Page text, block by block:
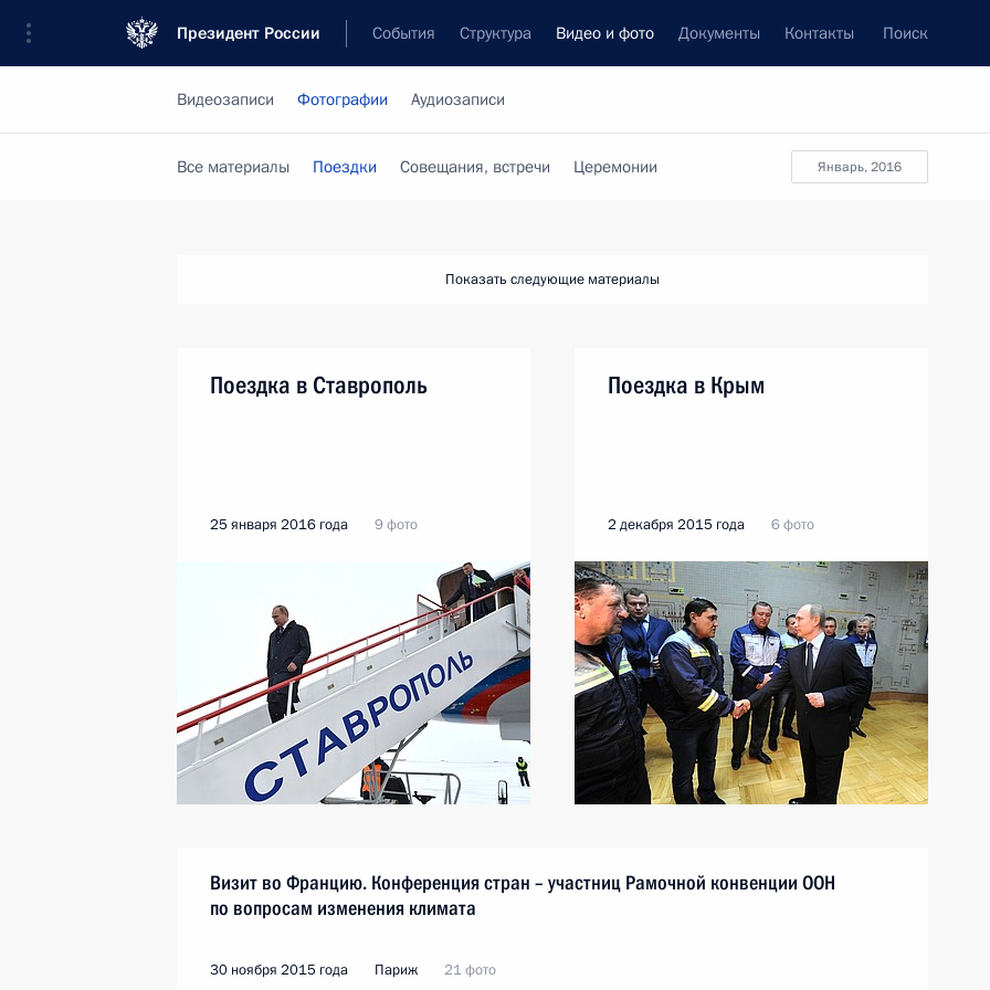
Президент России События Структура Видео и фото Документы Контакты Поиск
Видеозаписи Фотографии Аудиозаписи
январь, 2016
Все материалы Поездки Совещания, встречи Церемонии
Показать следующие материалы
Поездка в Ставрополь
25 января 2016 года 9 фото
Поездка в Крым
2 декабря 2015 года 6 фото
Визит во Францию. Конференция стран – участниц Рамочной конвенции ООН
по вопросам изменения климата
30 ноября 2015 года Париж 21 фото